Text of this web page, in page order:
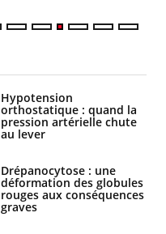
Hypotension
orthostatique : quand la
pression artérielle chute
au lever
Drépanocytose : une
déformation des globules
rouges aux conséquences
graves